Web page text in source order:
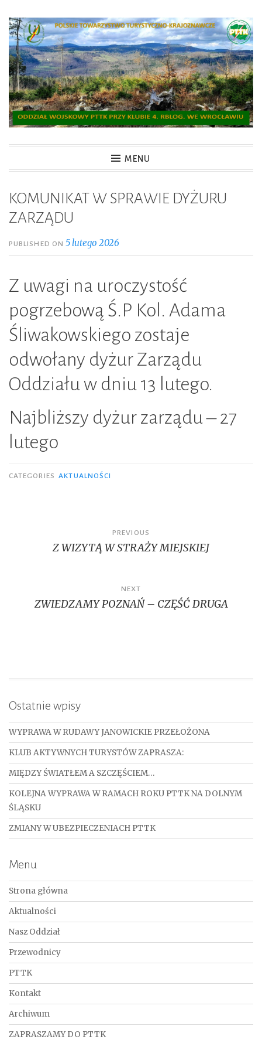
Skip
content
OW PTTK Wrocław
MENU
KOMUNIKAT W SPRAWIE DYŻURU
ZARZĄDU
PUBLISHED ON5 lutego 2026
Z uwagi na uroczystość
pogrzebową Ś.P Kol. Adama
Śliwakowskiego zostaje
odwołany dyżur Zarządu
Oddziału w dniu 13 lutego.
Najbliższy dyżur zarządu – 27
lutego
CATEGORIES AKTUALNOŚCI
wpisu
PREVIOUS
Z WIZYTĄ W STRAŻY MIEJSKIEJ
NEXT
ZWIEDZAMY POZNAŃ – CZĘŚĆ DRUGA
Ostatnie wpisy
WYPRAWA W RUDAWY JANOWICKIE PRZEŁOŻONA
KLUB AKTYWNYCH TURYSTÓW ZAPRASZA:
MIĘDZY ŚWIATŁEM A SZCZĘŚCIEM…
KOLEJNA WYPRAWA W RAMACH ROKU PTTK NA DOLNYM
ŚLĄSKU
ZMIANY W UBEZPIECZENIACH PTTK
Menu
Strona główna
Aktualności
Nasz Oddział
Przewodnicy
PTTK
Kontakt
Archiwum
ZAPRASZAMY DO PTTK